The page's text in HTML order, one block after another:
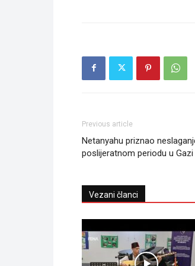
Previous article
Netanyahu priznao
poslijeratnom periodu u Gazi
Vezani članci